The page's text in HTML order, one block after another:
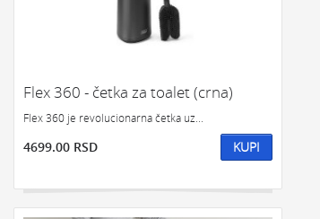
Flex 360 - četka za toalet (crna)
Flex 360 je revolucionarna četka uz...
4699.00 RSD KUPI